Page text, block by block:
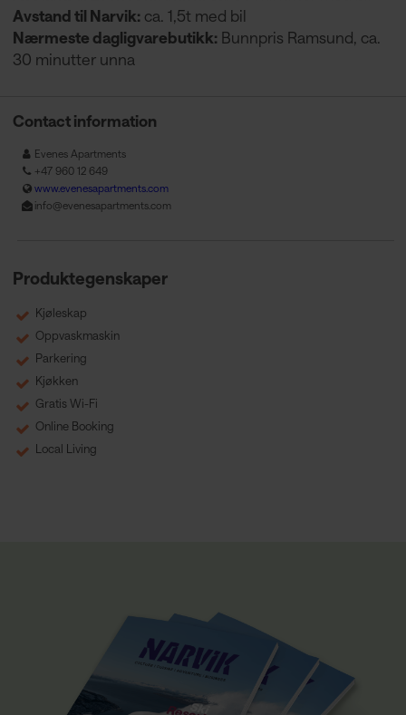
Avstand til Narvik: ca. 1,5t med bil
Nærmeste dagligvarebutikk: Bunnpris Ramsund, ca.
30 minutter unna
Contact information
Evenes Apartments
+47 960 12 649
www.evenesapartments.com
info@evenesapartments.com
Produktegenskaper
Kjøleskap
Oppvaskmaskin
Parkering
Kjøkken
Gratis Wi-Fi
Online Booking
Local Living